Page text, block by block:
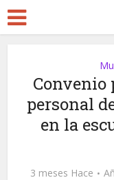
Convenio
personal
en la
3 meses Hace